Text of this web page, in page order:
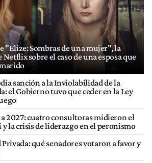
"Elize: Sombras de una mujer", la
sobre el caso de una esposa que
sanción a la Inviolabilidad de la
el Gobierno tuvo que ceder en la Ley
2027: cuatro consultoras midieron el
y la crisis de liderazgo en el peronismo
qué senadores votaron a favor y